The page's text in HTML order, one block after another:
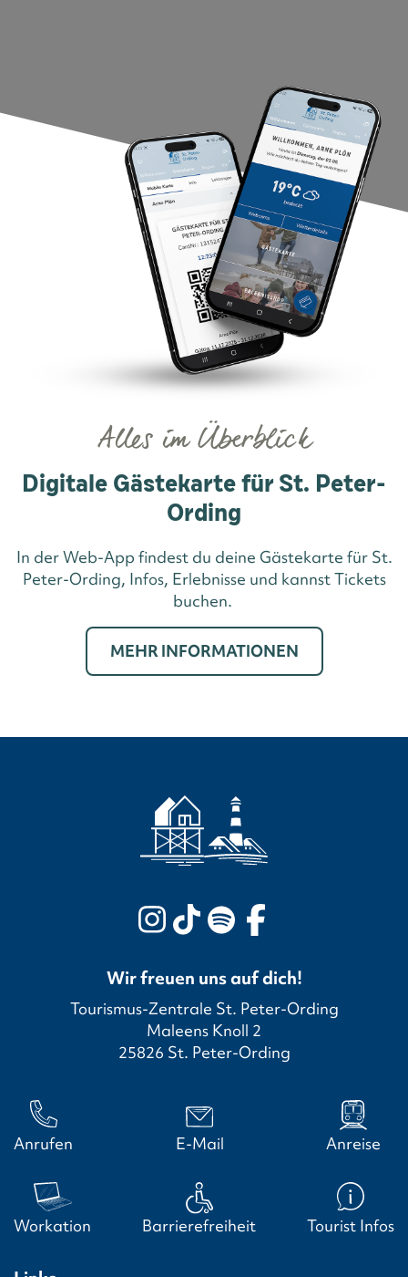
Alles im Überblick
Digitale Gästekarte für St. Peter-
Ording
In der Web-App findest du deine Gästekarte für St.
Peter-Ording, Infos, Erlebnisse und kannst Tickets
buchen.
MEHR INFORMATIONEN
Wir freuen uns auf dich!
Tourismus-Zentrale St. Peter-Ording
Maleens Knoll 2
25826 St. Peter-Ording
Anrufen E-Mail Anreise
Workation Barrierefreiheit Tourist Infos